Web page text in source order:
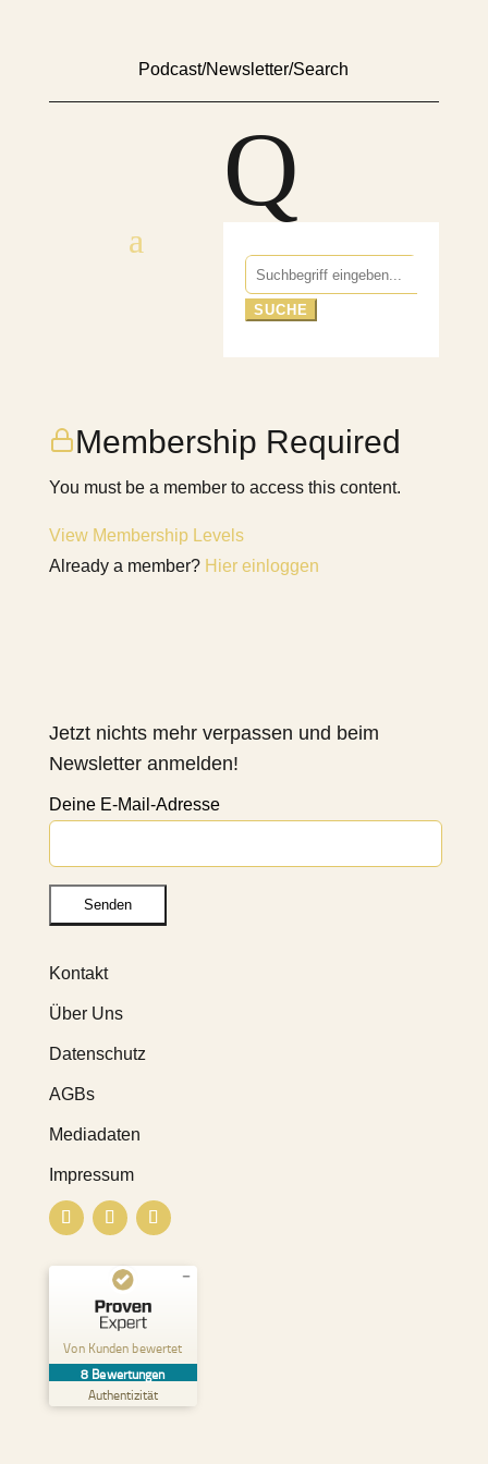
Podcast/Newsletter/Search
Q
Suchen
nach:
Membership Required
You must be a member to access this content.
View Membership Levels
Already a member? Hier einloggen
Jetzt nichts mehr verpassen und beim
Newsletter anmelden!
Deine E-Mail-Adresse
Kontakt
Über Uns
Datenschutz
AGBs
Mediadaten
Impressum
Von Kunden bewertet
8 Bewertungen
Authentizität
Kundenbewertungen und Erfahrungen zu
SEHR GUT